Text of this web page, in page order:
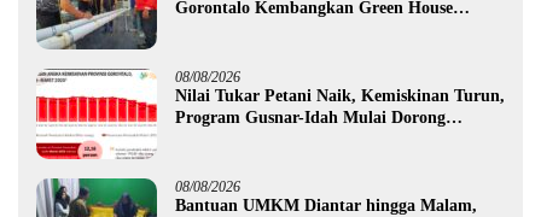
Gorontalo Kembangkan Green House
08/08/2026
Nilai Tukar Petani Naik, Kemiskinan Turun,
Program Gusnar-Idah Mulai Dorong
08/08/2026
Bantuan UMKM Diantar hingga Malam,